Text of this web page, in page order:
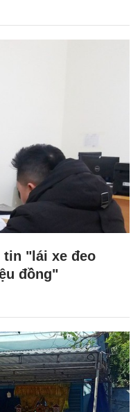
tin "lái xe đeo
đồng"